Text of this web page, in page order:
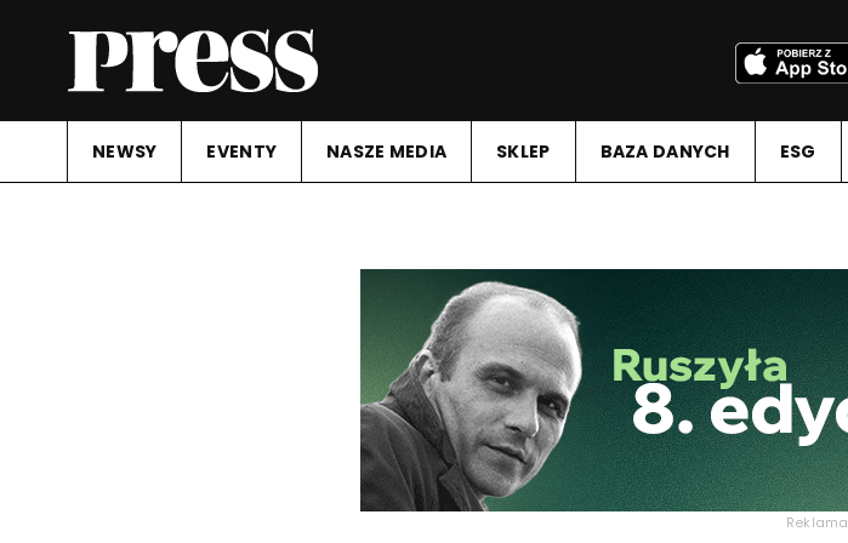
NEWSY EVENTY NASZE MEDIA SKLEP BAZA DANYCH ESG
Reklama